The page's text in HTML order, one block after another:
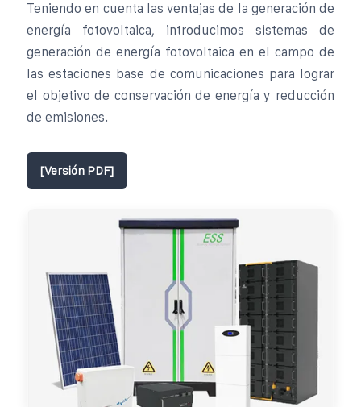
Teniendo en cuenta las ventajas de la generación de
energía fotovoltaica, introducimos sistemas de
generación de energía fotovoltaica en el campo de
las estaciones base de comunicaciones para lograr
el objetivo de conservación de energía y reducción
de emisiones.
[Versión PDF]